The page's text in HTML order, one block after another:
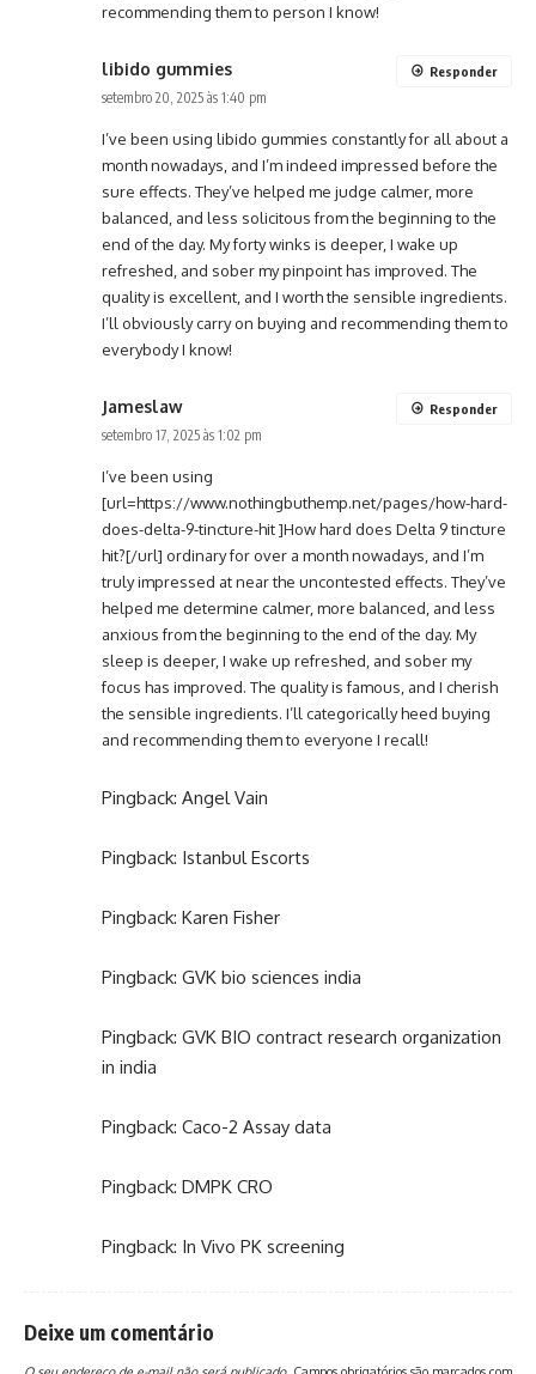
recommending them to person I know!
libido gummies
setembro 20, 2025 às 1:40 pm
I’ve been using libido gummies constantly for all about a
month nowadays, and I’m indeed impressed before the
sure effects. They’ve helped me judge calmer, more
balanced, and less solicitous from the beginning to the
end of the day. My forty winks is deeper, I wake up
refreshed, and sober my pinpoint has improved. The
quality is excellent, and I worth the sensible ingredients.
I’ll obviously carry on buying and recommending them to
everybody I know!
Responder
Jameslaw
setembro 17, 2025 às 1:02 pm
I’ve been using
[url=https://www.nothingbuthemp.net/pages/how-hard-
does-delta-9-tincture-hit ]How hard does Delta 9 tincture
hit?[/url] ordinary for over a month nowadays, and I’m
truly impressed at near the uncontested effects. They’ve
helped me determine calmer, more balanced, and less
anxious from the beginning to the end of the day. My
sleep is deeper, I wake up refreshed, and sober my
focus has improved. The quality is famous, and I cherish
the sensible ingredients. I’ll categorically heed buying
and recommending them to everyone I recall!
Responder
Pingback: Angel Vain
Pingback: Istanbul Escorts
Pingback: Karen Fisher
Pingback: GVK bio sciences india
Pingback: GVK BIO contract research organization
in india
Pingback: Caco-2 Assay data
Pingback: DMPK CRO
Pingback: In Vivo PK screening
Deixe um comentário
O seu endereço de e-mail não será publicado. Campos obrigatórios são marcados com